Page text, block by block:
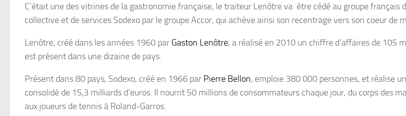
C’était une des vitrines de la gastronomie française, le traiteur Lenôtre va être cédé au groupe français
collective et de services Sodexo par le groupe Accor, qui achève ainsi son recentrage vers son coeur de
Lenôtre, créé dans les années 1960 par Gaston Lenôtre, a réalisé en 2010 un chiffre d’affaires de 105
est présent dans une dizaine de pays.
Présent dans 80 pays, Sodexo, créé en 1966 par Pierre Bellon, emploie 380 000 personnes, et réalise
consolidé de 15,3 milliards d’euros. Il nourrit 50 millions de consommateurs chaque jour, du corps des
aux joueurs de tennis à Roland-Garros.